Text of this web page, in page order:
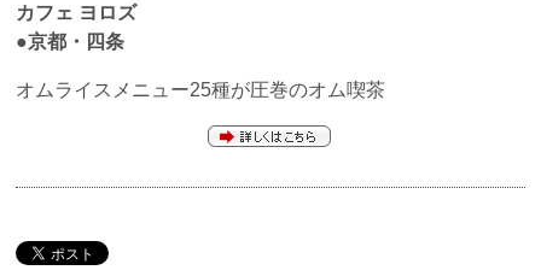
カフェ ヨロズ
●京都・四条
オムライスメニュー25種が圧巻のオム喫茶